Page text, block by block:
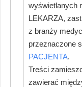
wyświetlanych
LEKARZA,
z branży
przeznaczone
PACJENTA.
Treści
zawierać